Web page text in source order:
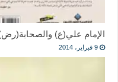
الإمام علي(ع)
9 فبراير، 2014